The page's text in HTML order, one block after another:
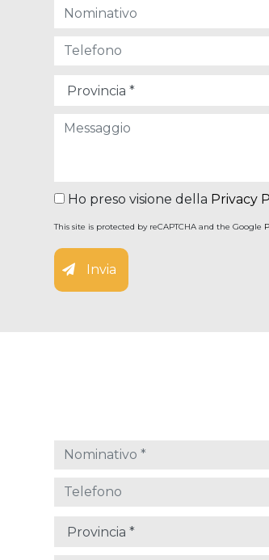
Ho preso visione della Privacy
This site is protected by reCAPTCHA and the Google
Invia